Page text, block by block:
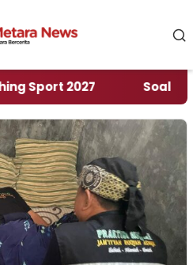
2027 ‎Soal Rencana